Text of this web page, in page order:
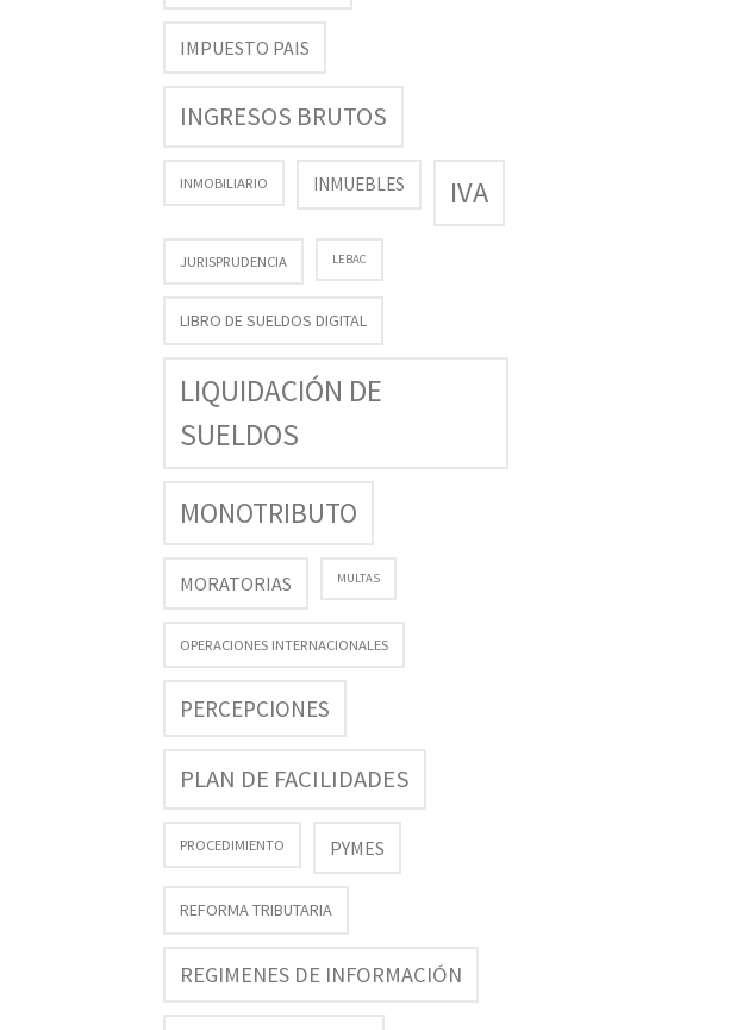
IMPUESTO PAIS
INGRESOS BRUTOS
INMOBILIARIO INMUEBLES IVA
JURISPRUDENCIA LEBAC
LIBRO DE SUELDOS DIGITAL
LIQUIDACIÓN DE
SUELDOS
MONOTRIBUTO
MORATORIAS MULTAS
OPERACIONES INTERNACIONALES
PERCEPCIONES
PLAN DE FACILIDADES
PROCEDIMIENTO PYMES
REFORMA TRIBUTARIA
REGIMENES DE INFORMACIÓN